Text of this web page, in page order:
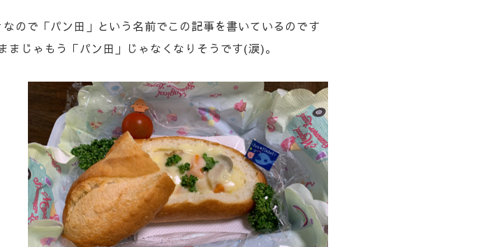
ので「パン田」という名前でこの記事を書いているのです
じゃもう「パン田」じゃなくなりそうです(涙)。